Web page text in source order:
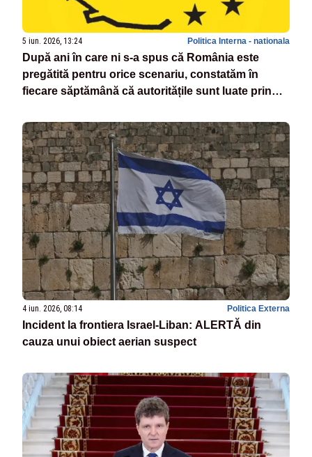
5 iun. 2026, 13:24 Politica Interna - nationala
După ani în care ni s-a spus că România este
pregătită pentru orice scenariu, constatăm în
fiecare săptămână că autoritățile sunt luate prin
4 iun. 2026, 08:14 Politica Externa
Incident la frontiera Israel-Liban: ALERTĂ din
cauza unui obiect aerian suspect